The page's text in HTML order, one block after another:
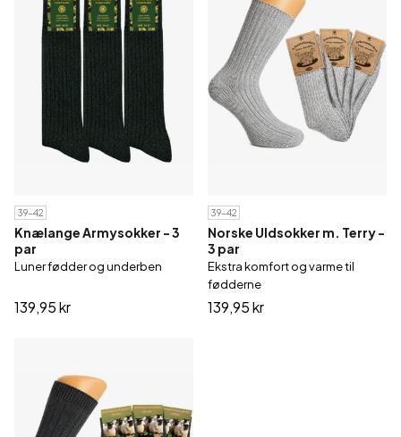
39-42
Knælange Armysokker - 3
par
Luner fødder og underben
139,95 kr
39-42
Norske Uldsokker m. Terry -
3 par
Ekstra komfort og varme til
fødderne
139,95 kr